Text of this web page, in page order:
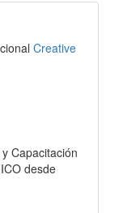
Creative
Capacitación
desde